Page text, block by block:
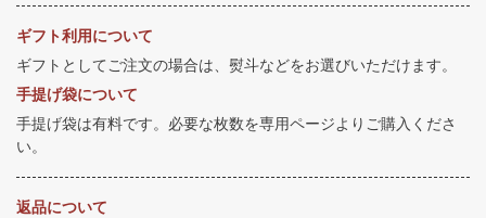
ギフト利用について
ギフトとしてご注文の場合は、熨斗などをお選びいただけます。
手提げ袋について
手提げ袋は有料です。必要な枚数を専用ページよりご購入くださ
い。
返品について